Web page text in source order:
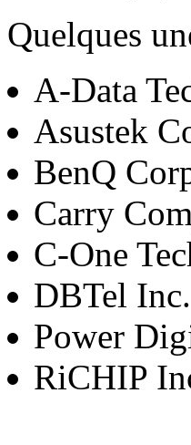
Quelques
A-Data
Asustek
BenQ
Carry
C-One
DBTel Inc.
Power
RiCHIP